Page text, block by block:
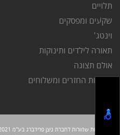
תלויים
שקעים ומפסקים
וינטג'
תאורה לילדים ותינוקות
אולם תצוגה
מדיניות החזרים ומשלוחים
כל הזכויות שמורות לחברת ניצן פרידברג בע"מ 2021